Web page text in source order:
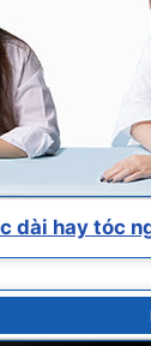
dài hay tóc